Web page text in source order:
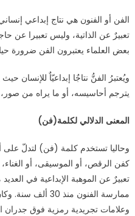
الفن أو الفنون هي نتاج إبداعي
تعبيرٌ عن الذاتية، وليس تعبيرا عن
بعض العلماء يعتبرون الفن ضرورة
ويُعتبرُ الفنُّ نتاجٌا إبداعيّاٌ للإنسان
يترجم أحاسيسه، أو ما يراه من
المعنى الدلالي لكلمة(فن)
وحاليا تستخدم كلمة (فن) لتدلّ على
كفن الرقص، أو الموسيقى، أو الغناء،
تعبيرٌ عن الموهبة الإبداعية في
ممارسة الفنون
وعلامات تجريدية رمزية فوق جدران